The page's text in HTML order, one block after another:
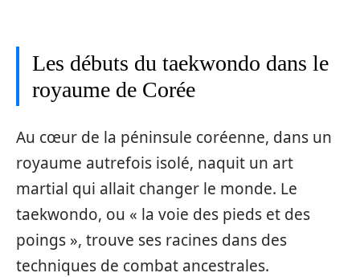
Les débuts du taekwondo dans le
royaume de Corée
Au cœur de la péninsule coréenne, dans un
royaume autrefois isolé, naquit un art
martial qui allait changer le monde. Le
taekwondo, ou « la voie des pieds et des
poings », trouve ses racines dans des
techniques de combat ancestrales.